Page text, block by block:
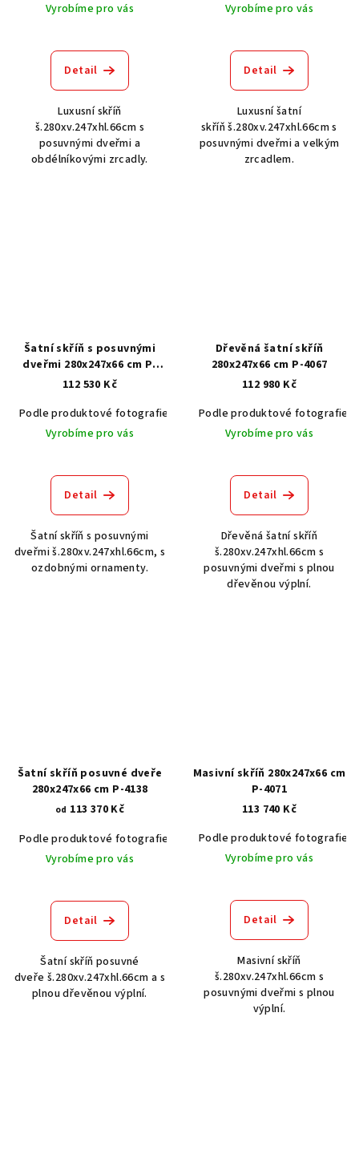
Vyrobíme pro vás
Detail
Luxusní skříň
š.280xv.247xhl.66cm s
posuvnými dveřmi a
obdélníkovými zrcadly.
Vyrobíme pro vás
Detail
Luxusní šatní
skříň š.280xv.247xhl.66cm s
posuvnými dveřmi a velkým
zrcadlem.
Šatní skříň s posuvnými
dveřmi 280x247x66 cm P-
4331
112 530 Kč
Podle produktové fotografie
Akát vintage BT1551
Dub světlý
Vyrobíme pro vás
Detail
Šatní skříň s posuvnými
dveřmi š.280xv.247xhl.66cm, s
ozdobnými ornamenty.
Dřevěná šatní skříň
280x247x66 cm P-4067
112 980 Kč
Podle produktové fotografie
Vyrobíme pro vás
Detail
Dřevěná šatní skříň
š.280xv.247xhl.66cm s
posuvnými dveřmi s plnou
dřevěnou výplní.
Šatní skříň posuvné dveře
280x247x66 cm P-4138
od 113 370 Kč
Podle produktové fotografie
Bílá Bílá s patinou BT9001-A6
Vyrobíme pro vás
Detail
Šatní skříň posuvné
dveře š.280xv.247xhl.66cm a s
plnou dřevěnou výplní.
Masivní skříň 280x247x66 cm
P-4071
113 740 Kč
Podle produktové fotografie
Vyrobíme pro vás
Detail
Masivní skříň
š.280xv.247xhl.66cm s
posuvnými dveřmi s plnou
výplní.